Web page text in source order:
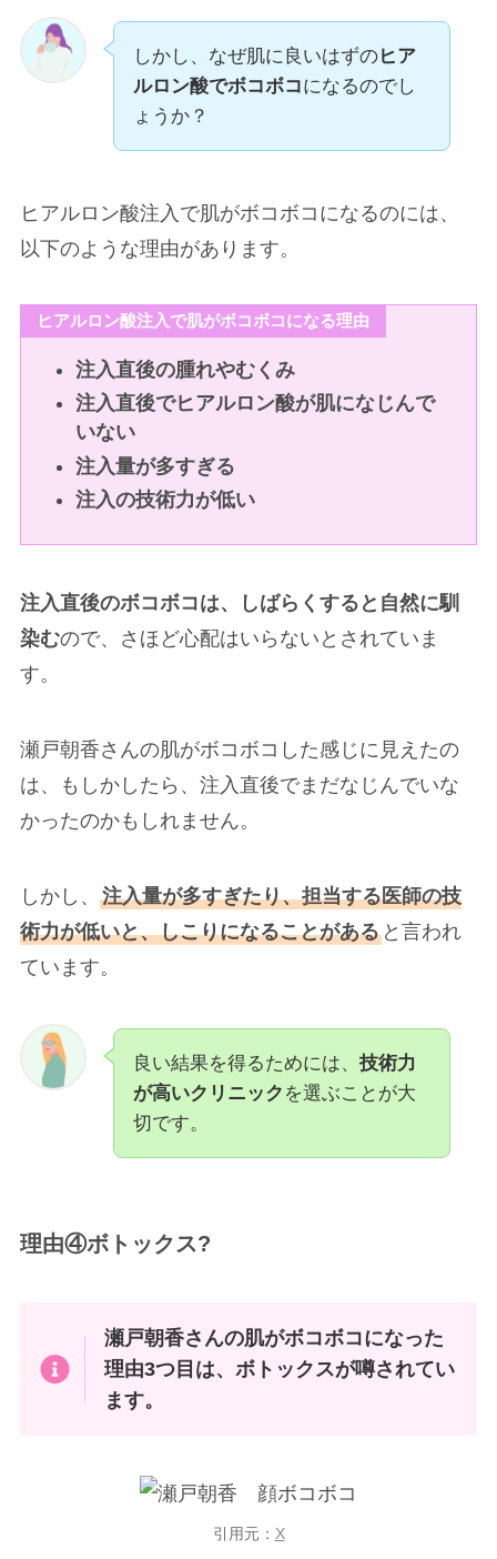
しかし、なぜ肌に良いはずのヒア
ルロン酸でボコボコになるのでし
ょうか？
ヒアルロン酸注入で肌がボコボコになるのには、
以下のような理由があります。
ヒアルロン酸注入で肌がボコボコになる理由
注入直後の腫れやむくみ
注入直後でヒアルロン酸が肌になじんで
いない
注入量が多すぎる
注入の技術力が低い
注入直後のボコボコは、しばらくすると自然に馴
染むので、さほど心配はいらないとされていま
す。
瀬戸朝香さんの肌がボコボコした感じに見えたの
は、もしかしたら、注入直後でまだなじんでいな
かったのかもしれません。
しかし、 注入量が多すぎたり、担当する医師の技
術力が低いと、しこりになることがあると言われ
ています。
良い結果を得るためには、 技術力
が高いクリニック を選ぶことが大
切です。
理由④ボトックス?
瀬戸朝香さんの肌がボコボコになった
理由3つ目は、ボトックスが噂されてい
ます。
引用元： X